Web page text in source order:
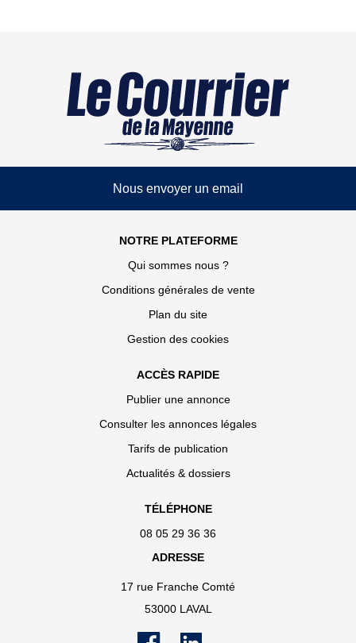
Nous envoyer un email
NOTRE PLATEFORME
Qui sommes nous ?
Conditions générales de vente
Plan du site
Gestion des cookies
ACCÈS RAPIDE
Publier une annonce
Consulter les annonces légales
Tarifs de publication
Actualités & dossiers
TÉLÉPHONE
08 05 29 36 36
ADRESSE
17 rue Franche Comté
53000 LAVAL